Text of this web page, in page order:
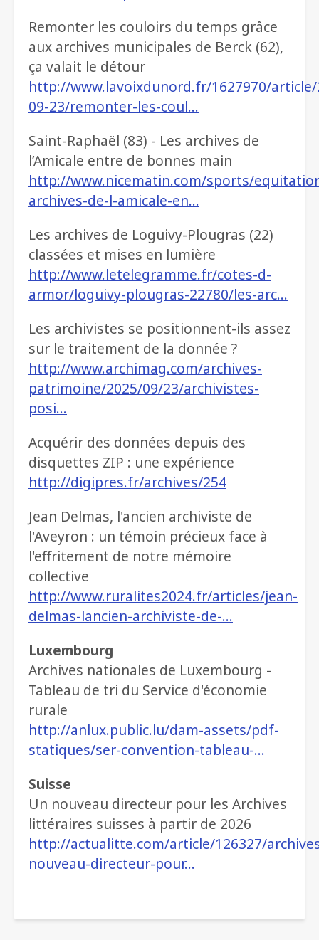
Remonter les couloirs du temps grâce
aux archives municipales de Berck (62),
ça valait le détour
http://www.lavoixdunord.fr/1627970/article/
09-23/remonter-les-coul…
Saint-Raphaël (83) - Les archives de
l’Amicale entre de bonnes main
http://www.nicematin.com/sports/
archives-de-l-amicale-en…
Les archives de Loguivy-Plougras (22)
classées et mises en lumière
http://www.letelegramme.fr/cotes-d-
armor/loguivy-plougras-22780/les-arc…
Les archivistes se positionnent-ils assez
sur le traitement de la donnée ?
http://www.archimag.com/archives-
patrimoine/2025/09/23/archivistes-
posi…
Acquérir des données depuis des
disquettes ZIP : une expérience
http://digipres.fr/archives/254
Jean Delmas, l'ancien archiviste de
l'Aveyron : un témoin précieux face à
l'effritement de notre mémoire
collective
http://www.ruralites2024.fr/articles/jean-
delmas-lancien-archiviste-de-…
Luxembourg
Archives nationales de Luxembourg -
Tableau de tri du Service d'économie
rurale
http://anlux.public.lu/dam-assets/pdf-
statiques/ser-convention-tableau-…
Suisse
Un nouveau directeur pour les Archives
littéraires suisses à partir de 2026
http://actualitte.com/article/126327/
nouveau-directeur-pour…